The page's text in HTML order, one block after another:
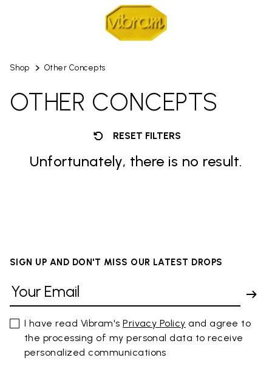
Shop Other Concepts
OTHER CONCEPTS
RESET FILTERS
Unfortunately, there is no result.
SIGN UP AND DON'T MISS OUR LATEST DROPS
I have read Vibram'sPrivacy Policy and agree to
the processing of my personal data to receive
personalized communications